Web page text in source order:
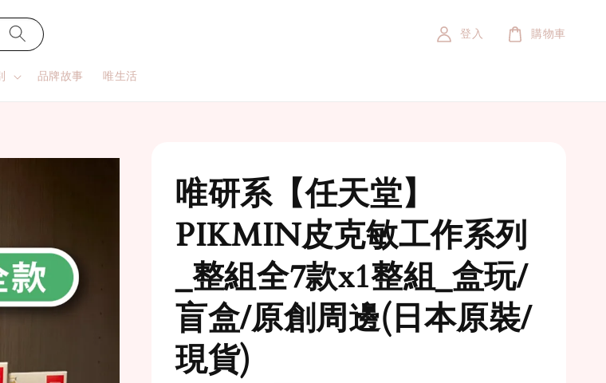
品牌故事 唯生活
登入 購物車
唯研系【任天堂】
PIKMIN皮克敏工作系列
_整組全7款x1整組_盒玩/
盲盒/原創周邊(日本原裝/
現貨)